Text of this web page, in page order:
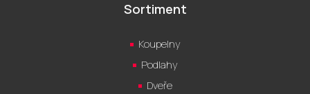
Sortiment
Koupelny
Podlahy
Dveře